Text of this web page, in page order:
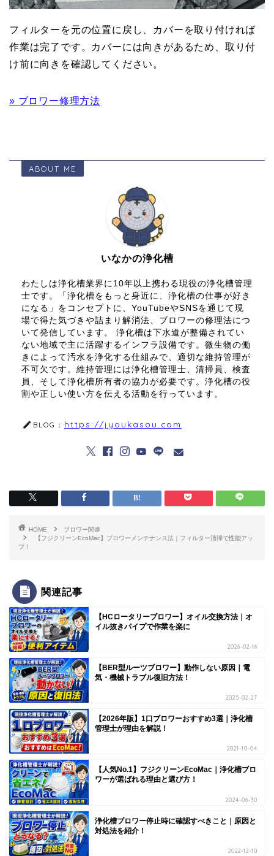
フィルターを元の位置に戻し、カバーを取り付ければ
作業は完了です。カバーには向きがあるため、取り付
け前に向きを確認してください。
» ブロワー修理方法
ABOUT ME
いなかの浄化槽
わたしは浄化槽業界に10年以上携わる現役の浄化槽管理
士です。「浄化槽をもっと身近に、浄化槽の仕事が好き
になる」をコンセプトに、YouTubeやSNSを通じて現
場で得た気づきや詰まり解消法、ブロワーの修理法につ
いて発信しています。 浄化槽は下水道が整備されてい
ない地域で主に活躍するインフラ設備です。微生物の働
きによって汚水を浄化する仕組みで、適切な維持管理が
不可欠です。維持管理には浄化槽管理士、清掃員、検査
員、そして浄化槽所有者の協力が必要です。浄化槽の役
割や正しい使い方を伝える活動を行っています。
BLOG： https://jyoukasou.com
HOME
ブロワー関連
【フジクリーンEcoMac】ブロワーメンテナンス法｜フィルター清掃で性能アッ
プ！
関連記事
【HCロータリーブロワー】オイル交換方法｜オ
イル抜きパイプで作業を楽に
2026-02-16
【BER型ルーツブロワー】動作しない原因｜電
気・機械トラブル復旧方法！
2025-02-27
【2026年版】1口ブロワーおすすめ3選｜浄化槽
管理士が理由を解説！
2021-10-04
【人気No.1】フジクリーンEcoMac｜浄化槽ブロ
ワーが選ばれる理由と選び方！
2024-06-30
浄化槽ブロワー停止時に確認すべきこと｜原因と
対処法を紹介！
2022-12-10